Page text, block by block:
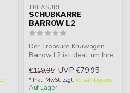
TREASURE
SCHUBKARRE
BARROW L2
Der Treasure Kruiwagen
Barrow L2 ist ideal, um Ihre
Karpfen...
€119,95 UVP €79,95
* Inkl. MwSt. zzgl. Versandkosten
Auf Lager